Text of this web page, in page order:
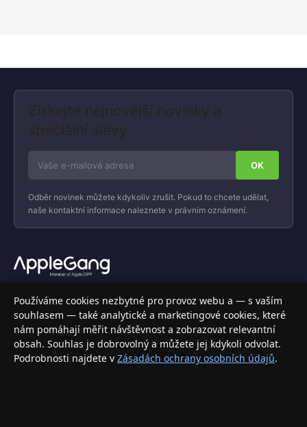
Získejte nejnovější novinky a
speciální slevy
Odběr novinek můžete kdykoliv zrušit. Pokud to chcete udělat,
naše kontaktní informace naleznete v právním oznámení.
Váš specializovaný obchod s Apple produkty, příslušenstvím a
elektronikou. Nakupujte bezpečně a s jistotou.
INFORMACE
Doprava a doručení
Používáme cookies nezbytné pro provoz webu a — s vaším
souhlasem — také analytické a marketingové cookies, které
nám pomáhají měřit návštěvnost a zobrazovat relevantní
obsah. Souhlas je dobrovolný a můžete jej kdykoli odvolat.
Podrobnosti najdete v Zásadách ochrany osobních údajů.